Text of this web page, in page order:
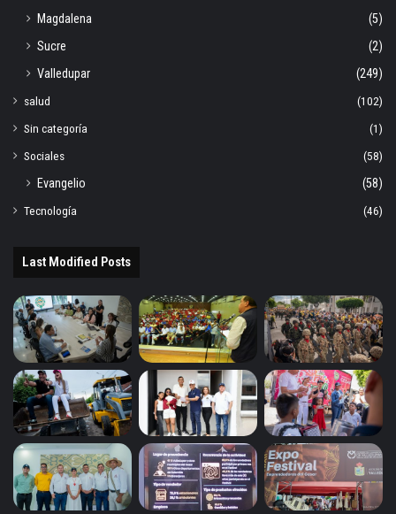
Magdalena
(5)
Sucre
(2)
Valledupar
(249)
salud
(102)
Sin categoría
(1)
Sociales
(58)
Evangelio
(58)
Tecnología
(46)
Last Modified Posts